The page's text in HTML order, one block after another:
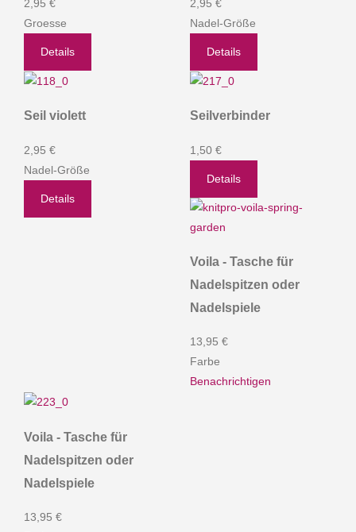
2,95 €
Groesse
Details
2,95 €
Nadel-Größe
Details
Seil violett
2,95 €
Nadel-Größe
Details
Seilverbinder
1,50 €
Details
Voila - Tasche für
Nadelspitzen oder
Nadelspiele
13,95 €
Farbe
Benachrichtigen
Voila - Tasche für
Nadelspitzen oder
Nadelspiele
13,95 €